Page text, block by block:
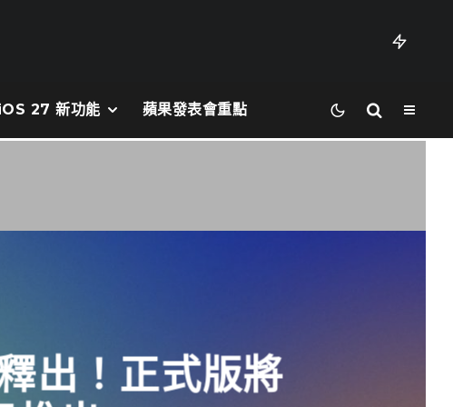
27 新功能 蘋果發表會重點
出！正式版將